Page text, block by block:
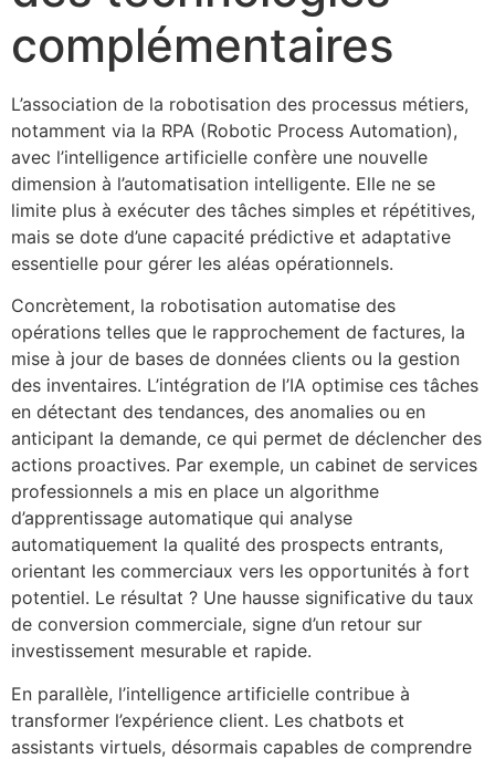
complémentaires
L’association de la robotisation des processus métiers,
notamment via la RPA (Robotic Process Automation),
avec l’intelligence artificielle confère une nouvelle
dimension à l’automatisation intelligente. Elle ne se
limite plus à exécuter des tâches simples et répétitives,
mais se dote d’une capacité prédictive et adaptative
essentielle pour gérer les aléas opérationnels.
Concrètement, la robotisation automatise des
opérations telles que le rapprochement de factures, la
mise à jour de bases de données clients ou la gestion
des inventaires. L’intégration de l’IA optimise ces tâches
en détectant des tendances, des anomalies ou en
anticipant la demande, ce qui permet de déclencher des
actions proactives. Par exemple, un cabinet de services
professionnels a mis en place un algorithme
d’apprentissage automatique qui analyse
automatiquement la qualité des prospects entrants,
orientant les commerciaux vers les opportunités à fort
potentiel. Le résultat ? Une hausse significative du taux
de conversion commerciale, signe d’un retour sur
investissement mesurable et rapide.
En parallèle, l’intelligence artificielle contribue à
transformer l’expérience client. Les chatbots et
assistants virtuels, désormais capables de comprendre